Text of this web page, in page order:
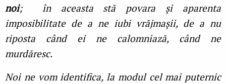
noi; în aceasta stă povara și aparenta
imposibilitate de a ne iubi vrăjmașii, de a nu
riposta când ei ne calomniază, când ne
murdăresc.
Noi ne vom identifica, la modul cel mai puternic